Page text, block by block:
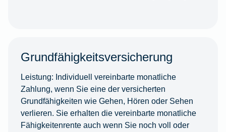
Grundfähigkeitsversicherung
Leistung: Individuell vereinbarte monatliche
Zahlung, wenn Sie eine der versicherten
Grundfähigkeiten wie Gehen, Hören oder Sehen
verlieren. Sie erhalten die vereinbarte monatliche
Fähigkeitenrente auch wenn Sie noch voll oder